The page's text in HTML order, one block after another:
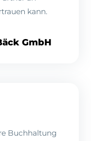
kann.
GmbH
Buchhaltung